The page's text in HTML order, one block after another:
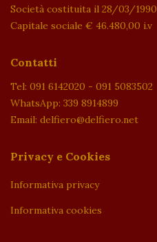
Società costituita il 28/03/1990
Capitale sociale € 46.480,00 i.v
Contatti
Tel: 091 6142020 - 091 5083502
WhatsApp: 339 8914899
Email: delfiero@delfiero.net
Privacy e Cookies
Informativa privacy
Informativa cookies